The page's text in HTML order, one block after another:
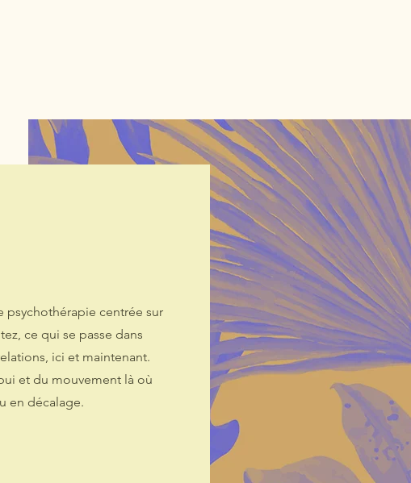
psychothérapie centrée sur
ce qui se passe dans
ici et maintenant.
et du mouvement là où
en décalage.